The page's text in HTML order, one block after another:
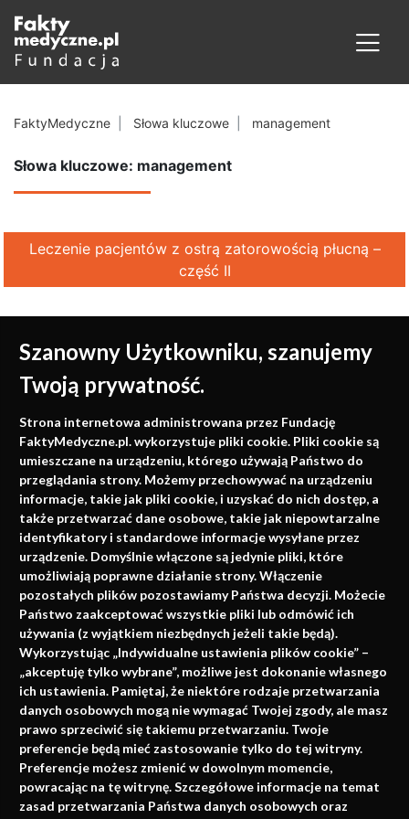
Szanowny Użytkowniku, szanujemy
Twoją prywatność.
Strona internetowa administrowana przez Fundację
FaktyMedyczne.pl. wykorzystuje pliki cookie. Pliki cookie są
umieszczane na urządzeniu, którego używają Państwo do
przeglądania strony. Możemy przechowywać na urządzeniu
informacje, takie jak pliki cookie, i uzyskać do nich dostęp, a
także przetwarzać dane osobowe, takie jak niepowtarzalne
identyfikatory i standardowe informacje wysyłane przez
urządzenie. Domyślnie włączone są jedynie pliki, które
umożliwiają poprawne działanie strony. Włączenie
pozostałych plików pozostawiamy Państwa decyzji. Możecie
Państwo zaakceptować wszystkie pliki lub odmówić ich
używania (z wyjątkiem niezbędnych jeżeli takie będą).
Wykorzystując „Indywidualne ustawienia plików cookie” –
„akceptuję tylko wybrane”, możliwe jest dokonanie własnego
ich ustawienia. Pamiętaj, że niektóre rodzaje przetwarzania
danych osobowych mogą nie wymagać Twojej zgody, ale masz
prawo sprzeciwić się takiemu przetwarzaniu. Twoje
preferencje będą mieć zastosowanie tylko do tej witryny.
Preferencje możesz zmienić w dowolnym momencie,
powracając na tę witrynę. Szczegółowe informacje na temat
zasad przetwarzania Państwa danych osobowych oraz
FaktyMedyczne Słowa kluczowe management
Słowa kluczowe: management
Leczenie pacjentów z ostrą zatorowością płucną –
część II
Medycyna oparta na
faktach
Konferencje, szkolenia, e-learning, wydawnictwo
Napisz do nas
info@faktymedyczne.pl
ul. Towarowa 2
43-460 Wisła
Redakcja medyczna: